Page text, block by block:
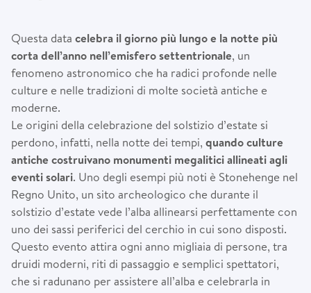
Questa data celebra il giorno più lungo e la notte più
corta dell’anno nell’emisfero settentrionale, un
fenomeno astronomico che ha radici profonde nelle
culture e nelle tradizioni di molte società antiche e
moderne.
Le origini della celebrazione del solstizio d’estate si
perdono, infatti, nella notte dei tempi, quando culture
antiche costruivano monumenti megalitici allineati agli
eventi solari. Uno degli esempi più noti è Stonehenge nel
Regno Unito, un sito archeologico che durante il
solstizio d’estate vede l’alba allinearsi perfettamente con
uno dei sassi periferici del cerchio in cui sono disposti.
Questo evento attira ogni anno migliaia di persone, tra
druidi moderni, riti di passaggio e semplici spettatori,
che si radunano per assistere all’alba e celebrarla in